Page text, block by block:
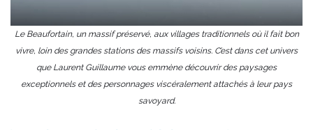
Le Beaufortain, un massif préservé, aux villages traditionnels où il fait bon
vivre, loin des grandes stations des massifs voisins. C’est dans cet univers
que Laurent Guillaume vous emmène découvrir des paysages
exceptionnels et des personnages viscéralement attachés à leur pays
savoyard.